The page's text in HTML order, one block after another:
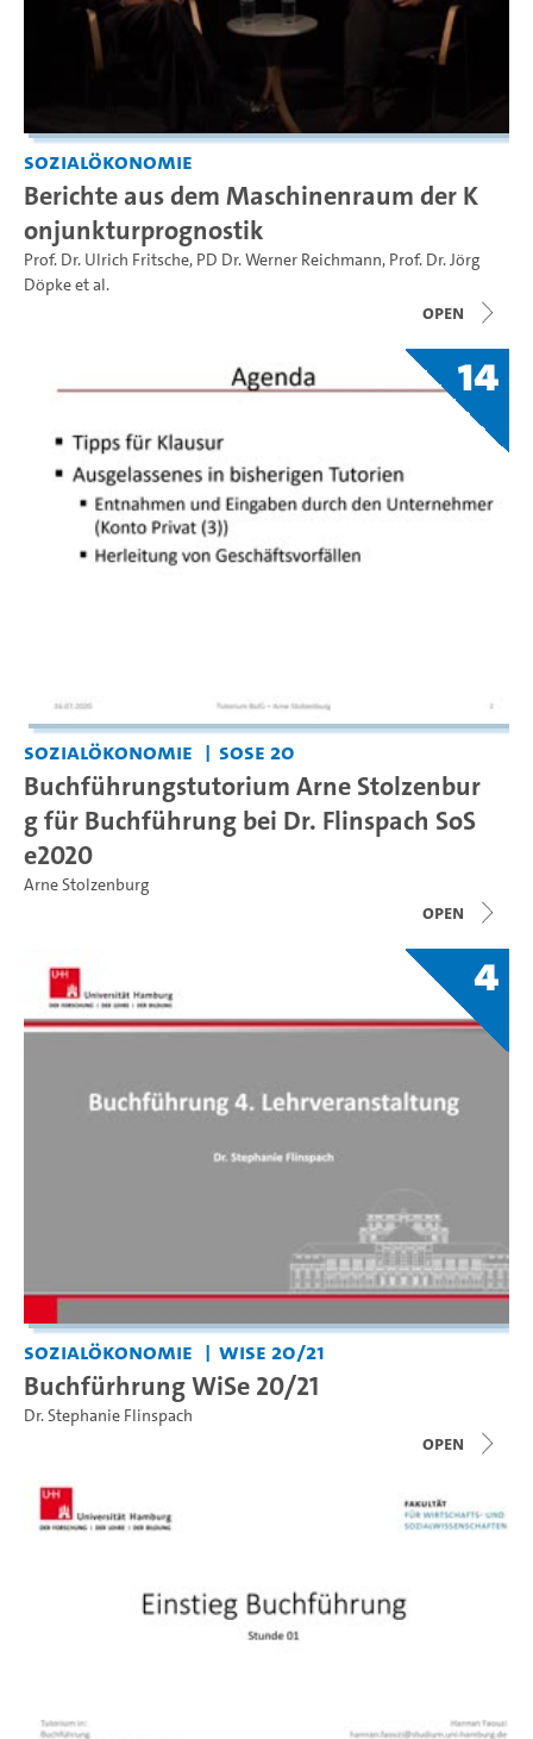
Sozialökonomie
Berichte aus dem Maschinenraum der K
onjunkturprognostik
Prof. Dr. Ulrich Fritsche, PD Dr. Werner Reichmann, Prof. Dr. Jörg
Döpkeet al.
open
14
Sozialökonomie SoSe 20
Buchführungstutorium Arne Stolzenbur
g für Buchführung bei Dr. Flinspach SoS
e2020
Arne Stolzenburg
open
4
Sozialökonomie WiSe 20/21
Buchfürhrung WiSe 20/21
Dr. Stephanie Flinspach
open